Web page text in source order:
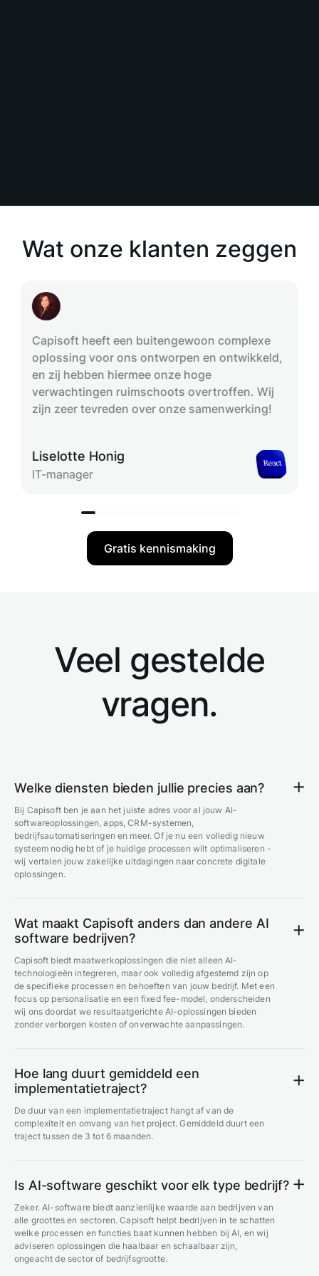
Wat onze klanten zeggen
Capisoft heeft een buitengewoon complexe
oplossing voor ons ontworpen en ontwikkeld,
en zij hebben hiermee onze hoge
verwachtingen ruimschoots overtroffen. Wij
zijn zeer tevreden over onze samenwerking!
Liselotte Honig
IT-manager
Gratis kennismaking
Veel gestelde
vragen.
Welke diensten bieden jullie precies aan?
Bij Capisoft ben je aan het juiste adres voor al jouw AI-
softwareoplossingen, apps, CRM-systemen,
bedrijfsautomatiseringen en meer. Of je nu een volledig nieuw
systeem nodig hebt of je huidige processen wilt optimaliseren -
wij vertalen jouw zakelijke uitdagingen naar concrete digitale
oplossingen.
Wat maakt Capisoft anders dan andere AI
software bedrijven?
Capisoft biedt maatwerkoplossingen die niet alleen AI-
technologieën integreren, maar ook volledig afgestemd zijn op
de specifieke processen en behoeften van jouw bedrijf. Met een
focus op personalisatie en een fixed fee-model, onderscheiden
wij ons doordat we resultaatgerichte AI-oplossingen bieden
zonder verborgen kosten of onverwachte aanpassingen.
Hoe lang duurt gemiddeld een
implementatietraject?
De duur van een implementatietraject hangt af van de
complexiteit en omvang van het project. Gemiddeld duurt een
traject tussen de 3 tot 6 maanden.
Is AI-software geschikt voor elk type bedrijf?
Zeker. AI-software biedt aanzienlijke waarde aan bedrijven van
alle groottes en sectoren. Capisoft helpt bedrijven in te schatten
welke processen en functies baat kunnen hebben bij AI, en wij
adviseren oplossingen die haalbaar en schaalbaar zijn,
ongeacht de sector of bedrijfsgrootte.